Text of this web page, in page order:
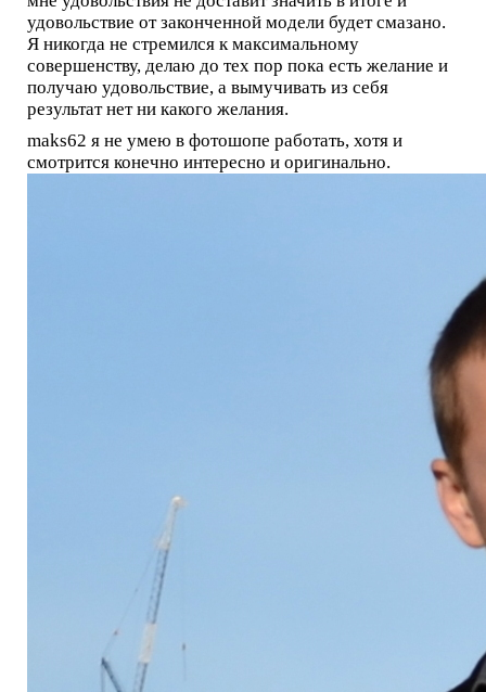
удовольствие от законченной модели будет смазано.
Я никогда не стремился к максимальному
совершенству, делаю до тех пор пока есть желание и
получаю удовольствие, а вымучивать из себя
результат нет ни какого желания.
maks62 я не умею в фотошопе работать, хотя и
смотрится конечно интересно и оригинально.